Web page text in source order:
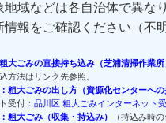
地域などは各自治体で異な
情報をご確認ください（不
大ごみの直接持ち込み（芝浦清掃作業所
方法はリンク先参照。
粗大ごみの出し方（資源化センターへの
受付： 品川区 粗大ごみインターネット
粗大ごみ（収集・持込み）
（持込み時